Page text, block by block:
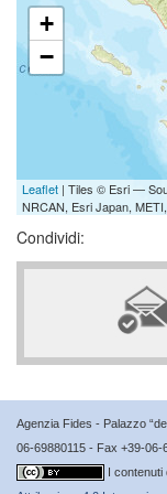
+
−
Leaflet | Tiles © Esri —
NRCAN, Esri Japan,
Condividi:
Agenzia Fides - Palazzo
06-69880115 - Fax +39-06-
I contenuti